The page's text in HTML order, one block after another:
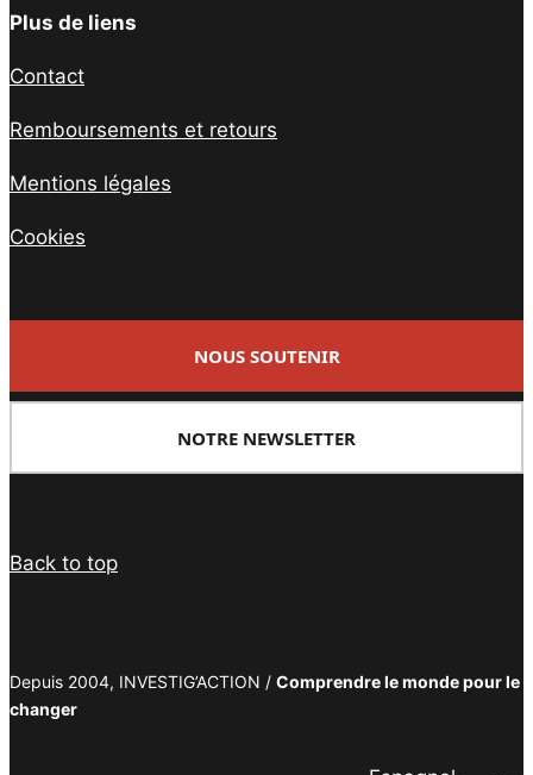
Plus de liens
Contact
Remboursements et retours
Mentions légales
Cookies
NOUS SOUTENIR
NOTRE NEWSLETTER
Back to top
Depuis 2004, INVESTIG’ACTION / Comprendre le monde pour le
changer